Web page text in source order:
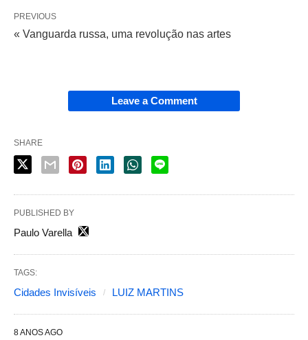
PREVIOUS
« Vanguarda russa, uma revolução nas artes
Leave a Comment
SHARE
PUBLISHED BY
Paulo Varella
TAGS:
Cidades Invisíveis LUIZ MARTINS
8 ANOS AGO